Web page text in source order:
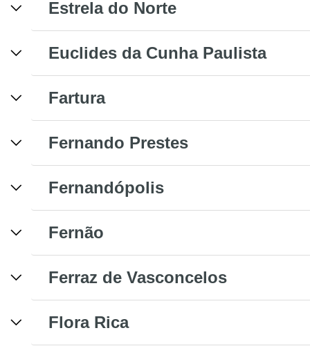
Estrela do Norte
Euclides da Cunha Paulista
Fartura
Fernando Prestes
Fernandópolis
Fernão
Ferraz de Vasconcelos
Flora Rica